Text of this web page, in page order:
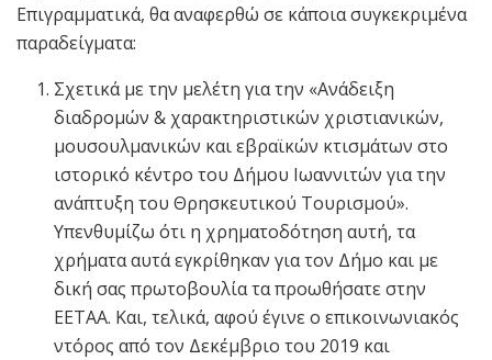
Επιγραμματικά, θα αναφερθώ σε κάποια συγκεκριμένα
παραδείγματα:
Σχετικά με την μελέτη για την «Ανάδειξη
διαδρομών & χαρακτηριστικών χριστιανικών,
μουσουλμανικών και εβραϊκών κτισμάτων στο
ιστορικό κέντρο του Δήμου Ιωαννιτών για την
ανάπτυξη του Θρησκευτικού Τουρισμού».
Υπενθυμίζω ότι η χρηματοδότηση αυτή, τα
χρήματα αυτά εγκρίθηκαν για τον Δήμο και με
δική σας πρωτοβουλία τα προωθήσατε στην
ΕΕΤΑΑ. Και, τελικά, αφού έγινε ο επικοινωνιακός
ντόρος από τον Δεκέμβριο του 2019 και